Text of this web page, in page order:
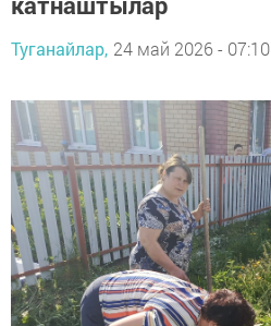
Туганайлар, 24 май 2026 - 07:10